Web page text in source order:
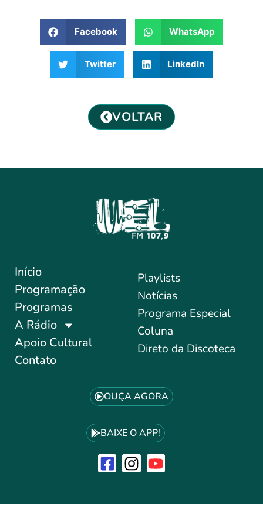
Facebook WhatsApp
Twitter LinkedIn
VOLTAR
Início
Programação
Programas
A Rádio
Apoio Cultural
Contato
Playlists
Notícias
Programa Especial
Coluna
Direto da Discoteca
OUÇA AGORA
BAIXE O APP!